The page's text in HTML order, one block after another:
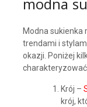
modna
Modna sukienka
trendami i
okazji. Poniżej
Krój –
krój,